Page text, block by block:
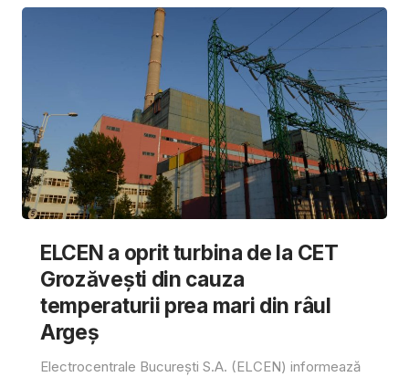
ELCEN a oprit turbina de la CET
Grozăvești din cauza
temperaturii prea mari din râul
Argeș
Electrocentrale București S.A. (ELCEN) informează